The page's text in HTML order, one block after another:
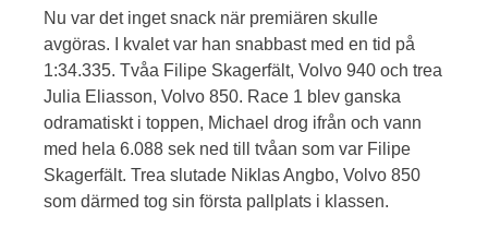
Nu var det inget snack när premiären skulle
avgöras. I kvalet var han snabbast med en tid på
1:34.335. Tvåa Filipe Skagerfält, Volvo 940 och trea
Julia Eliasson, Volvo 850. Race 1 blev ganska
odramatiskt i toppen, Michael drog ifrån och vann
med hela 6.088 sek ned till tvåan som var Filipe
Skagerfält. Trea slutade Niklas Angbo, Volvo 850
som därmed tog sin första pallplats i klassen.